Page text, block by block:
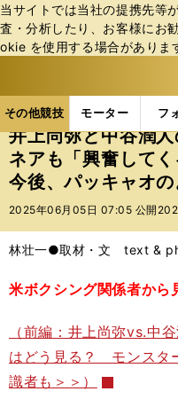
当サイトでは当社の提携先等
査・分析したり、お客様にお
okie を使⽤する場合がありま
その他競技 モーター フ
ス
ポ
ル
テ
ー
バ
その他競技の記事一
井上尚弥と中谷潤
ネアも「興奮して
今後、パッキャオ
2025年06月05日 07:05 公開
林壮一●取材・文 text &
米ボクシング関係者か
（前編：井上尚弥vs.中
はどう見る？ モンスタ
識者も＞＞）